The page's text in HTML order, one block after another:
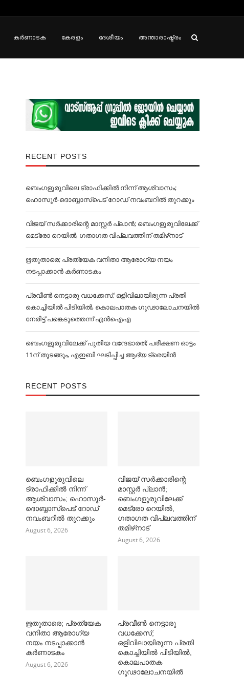
കർണാടക കേരളം ദേശീയം അന്താരാഷ്ട്രം
RECENT POSTS
ബെംഗളൂരുവിലെ ട്രാഫിക്കില്‍ നിന്ന് ആശ്വാസം;
ഹൊസൂര്‍-ദൊബ്ബാസ്പെട് റോഡ് നവംബറില്‍ തുറക്കും
വിജയ് സര്‍ക്കാരിന്റെ മാസ്റ്റര്‍ പ്ലാന്‍; ബെംഗളൂരുവിലേക്ക്
മെട്രോ റെയില്‍, ഗതാഗത വിപ്ലവത്തിന് തമിഴ്‌നാട്
ഋതുതാരെ; പ്രത്യേക വനിതാ ആരോഗ്യ നയം
നടപ്പാക്കാൻ കര്‍ണാടകം
പ്രവീൺ നെട്ടാരു വധക്കേസ്; ഒളിവിലായിരുന്ന പ്രതി
കൊച്ചിയിൽ പിടിയിൽ, കൊലപാതക ഗൂഢാലോചനയിൽ
നേരിട്ട് പങ്കെടുത്തെന്ന് എൻഐഎ
ബെംഗളൂരുവിലേക്ക് പുതിയ വന്ദേഭാരത്; പരീക്ഷണ ഓട്ടം
11ന് തുടങ്ങും, എഇബി ഘടിപ്പിച്ച ആദ്യ ട്രെയിന്‍
RECENT POSTS
ബെംഗളൂരുവിലെ
ട്രാഫിക്കില്‍ നിന്ന്
ആശ്വാസം; ഹൊസൂര്‍-
ദൊബ്ബാസ്പെട് റോഡ്
നവംബറില്‍ തുറക്കും
August 6, 2026
വിജയ് സര്‍ക്കാരിന്റെ
മാസ്റ്റര്‍ പ്ലാന്‍;
ബെംഗളൂരുവിലേക്ക്
മെട്രോ റെയില്‍,
ഗതാഗത വിപ്ലവത്തിന്
തമിഴ്‌നാട്
August 6, 2026
ഋതുതാരെ; പ്രത്യേക
വനിതാ ആരോഗ്യ
നയം നടപ്പാക്കാൻ
കര്‍ണാടകം
August 6, 2026
പ്രവീൺ നെട്ടാരു
വധക്കേസ്;
ഒളിവിലായിരുന്ന പ്രതി
കൊച്ചിയിൽ പിടിയിൽ,
കൊലപാതക
ഗൂഢാലോചനയിൽ